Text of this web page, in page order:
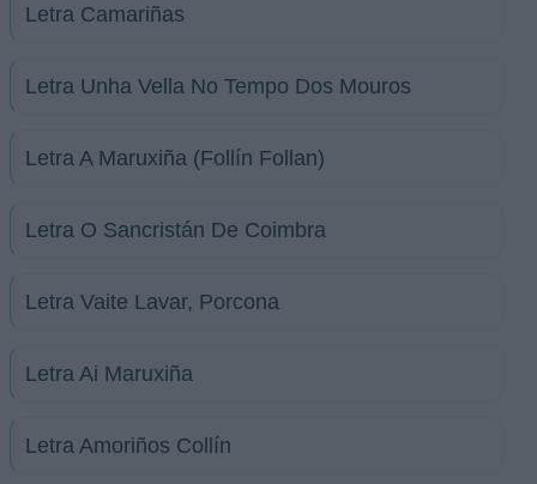
Letra Camariñas
Letra Unha Vella No Tempo Dos Mouros
Letra A Maruxiña (Follín Follan)
Letra O Sancristán De Coimbra
Letra Vaite Lavar, Porcona
Letra Ai Maruxiña
Letra Amoriños Collín